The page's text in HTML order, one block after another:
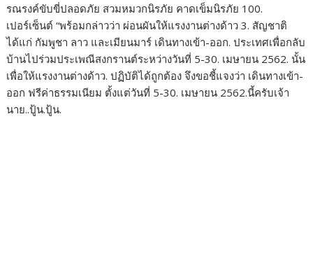
รณรงค์ขับขี่ปลอดภัย สวมหมวกนิรภัย คาดเข็มนิรภัย 100.
เปอร์เซ็นต์ “พร้อมกล่าวว่า ผ่อนผันให้แรงงานต่างด้าว 3. สัญชาติ
ได้แก่ กัมพูชา ลาว และเมียนมาร์ เดินทางเข้า-ออก. ประเทศเพื่อกลับ
บ้านไปร่วมประเพณีสงกรานต์ระหว่างวันที่ 5-30. เมษายน 2562. นั้น
เพื่อให้แรงงานต่างด้าว. ปฏิบัติได้ถูกต้อง จึงขอชี้แจงว่า เดินทางเข้า-
ออก ฟรีค่าธรรมเนียม ตั้งแต่วันที่ 5-30. เมษายน 2562.นี้ครับเจ้า
นาย..ปู้น.ปู้น.